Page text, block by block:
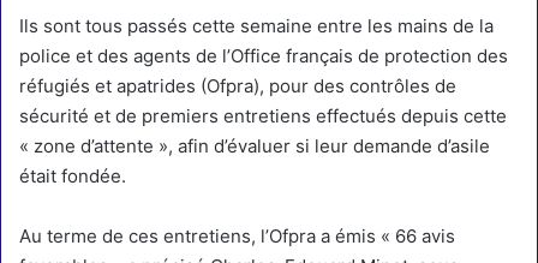
Ils sont tous passés cette semaine entre les mains de la
police et des agents de l’Office français de protection des
réfugiés et apatrides (Ofpra), pour des contrôles de
sécurité et de premiers entretiens effectués depuis cette
« zone d’attente », afin d’évaluer si leur demande d’asile
était fondée.
Au terme de ces entretiens, l’Ofpra a émis « 66 avis